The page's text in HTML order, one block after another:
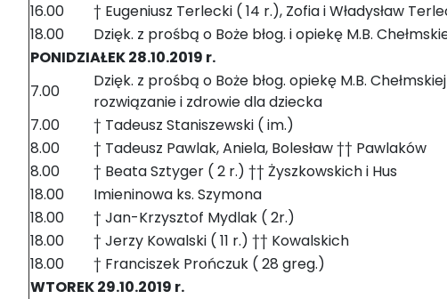
16.00
† Eugeniusz Terlecki ( 14 r.), Zofia i Władysław
18.00
Dzięk. z prośbą o Boże błog. i opiekę M.B.
PONIDZIAŁEK 28.10.2019 r.
7.00
Dzięk. z prośbą o Boże błog. opiekę M.B.
rozwiązanie i zdrowie dla dziecka
7.00
† Tadeusz Staniszewski ( im.)
8.00
† Tadeusz Pawlak, Aniela, Bolesław †† Pawlaków
8.00
† Beata Sztyger ( 2 r.) †† Żyszkowskich i Hus
18.00
Imieninowa ks. Szymona
18.00
† Jan-Krzysztof Mydlak ( 2r.)
18.00
† Jerzy Kowalski ( 11 r.) †† Kowalskich
18.00
† Franciszek Prończuk ( 28 greg.)
WTOREK 29.10.2019 r.